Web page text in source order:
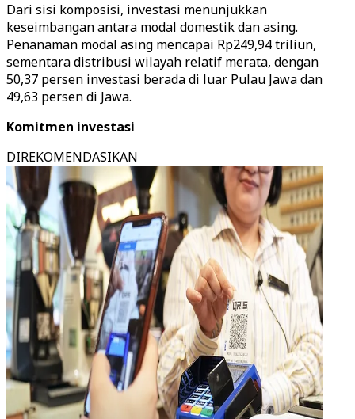
Dari sisi komposisi, investasi menunjukkan
keseimbangan antara modal domestik dan asing.
Penanaman modal asing mencapai Rp249,94 triliun,
sementara distribusi wilayah relatif merata, dengan
50,37 persen investasi berada di luar Pulau Jawa dan
49,63 persen di Jawa.
Komitmen investasi
DIREKOMENDASIKAN